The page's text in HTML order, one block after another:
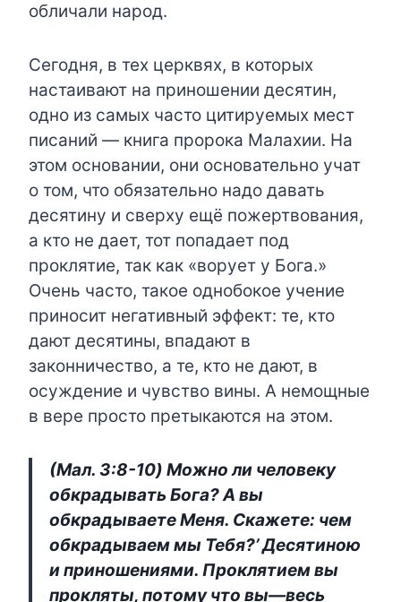
обличали народ.
Сегодня, в тех церквях, в которых
настаивают на приношении десятин,
одно из самых часто цитируемых мест
писаний — книга пророка Малахии. На
этом основании, они основательно учат
о том, что обязательно надо давать
десятину и сверху ещё пожертвования,
а кто не дает, тот попадает под
проклятие, так как «ворует у Бога.»
Очень часто, такое однобокое учение
приносит негативный эффект: те, кто
дают десятины, впадают в
законничество, а те, кто не дают, в
осуждение и чувство вины. А немощные
в вере просто претыкаются на этом.
(Maл. 3:8-10) Можно ли человеку
обкрадывать Бога? А вы
обкрадываете Меня. Скажете: чем
обкрадываем мы Тебя?’ Десятиною
и приношениями. Проклятием вы
прокляты, потому что вы—весь